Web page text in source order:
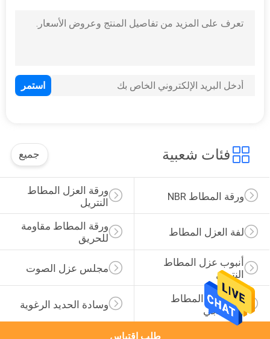
12
حصيرة اليوغا عدم
الانزلاق
فئات شعبية جميع
ورقة العزل المطاط
النتريل
ورقة المطاط NBR
ورقة المطاط مقاومة
للحريق
لفة العزل المطاط
مجلس عزل الصوت
أنبوب عزل المطاط
النتريل
وسادة الحديد الرغوية
قبضة من المطاط
الإسفنجي
طلب اقتباس